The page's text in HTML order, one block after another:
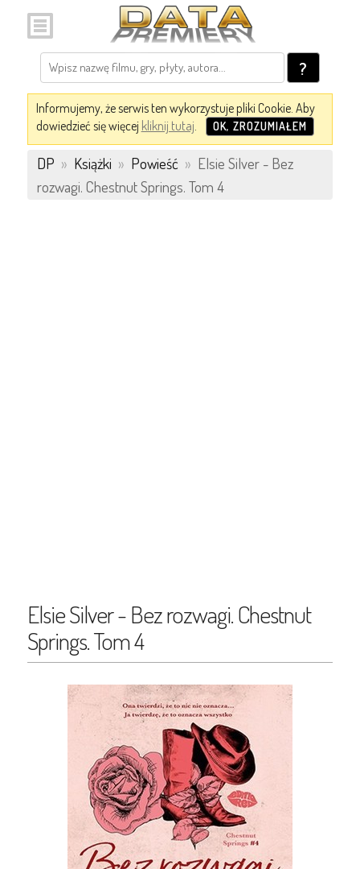
?
Informujemy, że serwis ten wykorzystuje pliki Cookie. Aby
dowiedzieć się więcej kliknij tutaj. OK, ZROZUMIAŁEM
DP » Książki » Powieść » Elsie Silver - Bez
rozwagi. Chestnut Springs. Tom 4
Elsie Silver - Bez rozwagi. Chestnut
Springs. Tom 4